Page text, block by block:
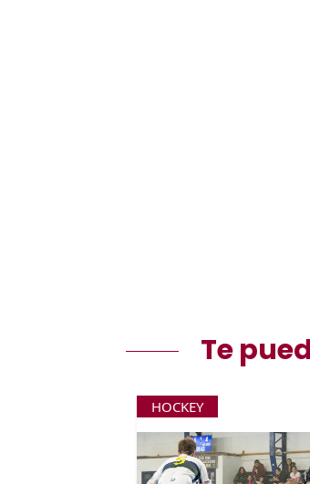
Te
HOCKEY